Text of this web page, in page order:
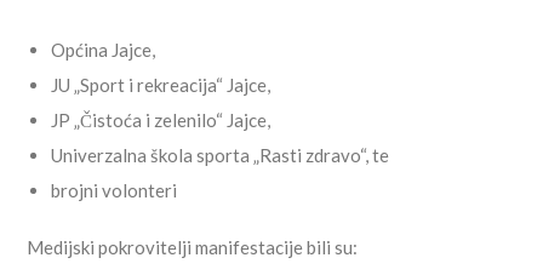
Općina Jajce,
JU „Sport i rekreacija“ Jajce,
JP „Čistoća i zelenilo“ Jajce,
Univerzalna škola sporta „Rasti zdravo“, te
brojni volonteri
Medijski pokrovitelji manifestacije bili su: